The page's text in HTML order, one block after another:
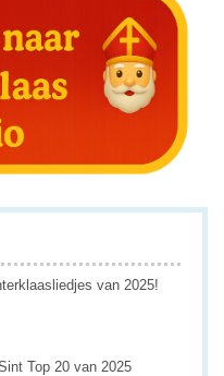
van 2025!
Top 20 van 2025